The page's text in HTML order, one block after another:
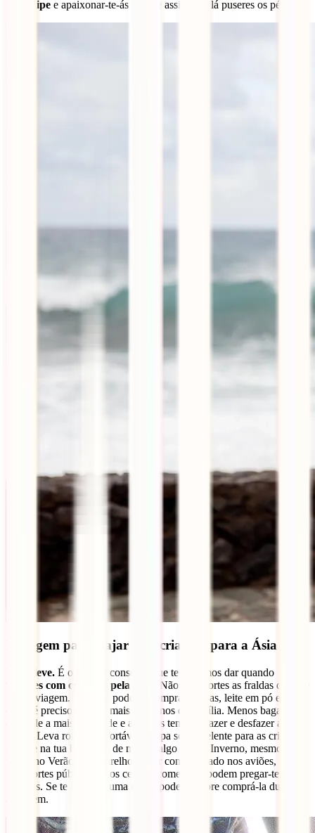
Koh Lipe e apaixonar-te-ás por ele assim que lá puseres os pés.
Bagagem para viajar com crianças para a Ásia
Viaja leve. É o melhor conselho que te podemos dar quando
viajares com crianças pela Ásia
. Não transportes as fraldas durante
toda a viagem. Na Ásia pode-se comprar fraldas, leite em pó e tudo
o que é preciso para os mais pequenos da família. Menos bagagem
equivale a mais liberdade e a menos tempo a fazer e desfazer as
malas. Leva roupa confortável, roupa sobresselente para as crianças
sempre na tua bagagem de mão, e algo para o Inverno, mesmo que
viajes no Verão. Os aparelhos de ar condicionado nos aviões, nos
transportes públicos e nos centros comerciais podem pregar-te
partidas. Se te faltar alguma coisa, podes sempre comprá-la durante
a viagem.